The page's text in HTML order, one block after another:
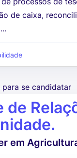
de caixa,
para se candidatar
de
em